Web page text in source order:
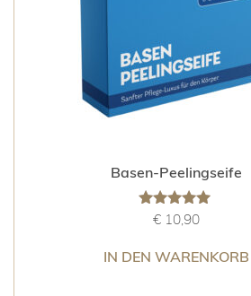
Basen-Peelingseife
Bewertet
von 5
€ 10,90
IN DEN WARENKORB